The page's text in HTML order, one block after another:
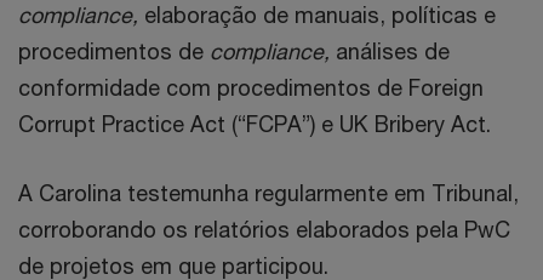
compliance, elaboração de manuais, políticas e
procedimentos de compliance, análises de
conformidade com procedimentos de Foreign
Corrupt Practice Act (“FCPA”) e UK Bribery Act.
A Carolina testemunha regularmente em Tribunal,
corroborando os relatórios elaborados pela PwC
de projetos em que participou.